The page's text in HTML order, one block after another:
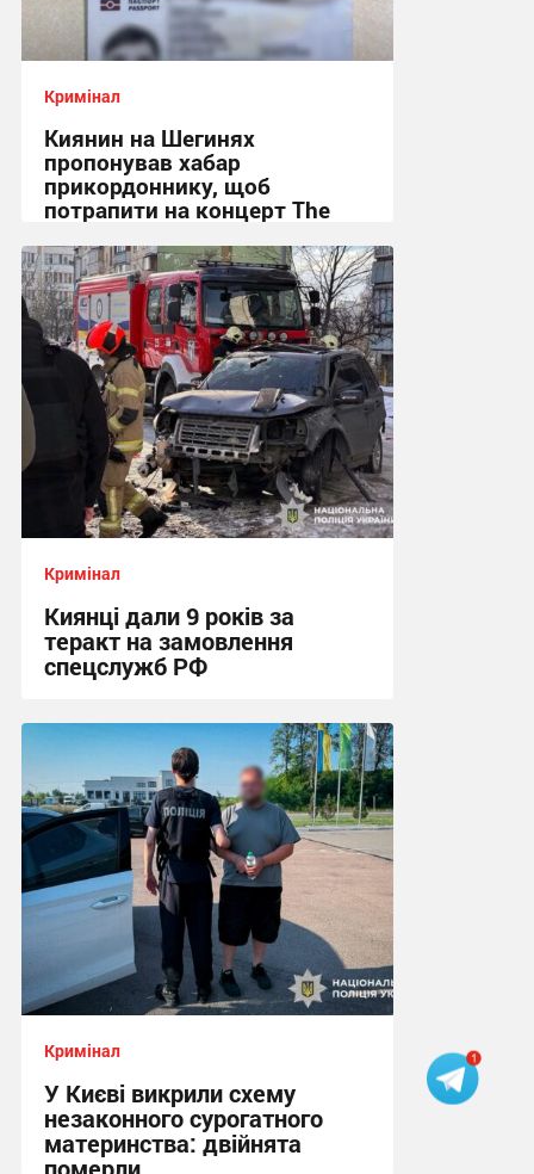
Кримінал
Киянин на Шегинях
пропонував хабар
прикордоннику, щоб
потрапити на концерт The
19:30 вчора
Кримінал
Киянці дали 9 років за
теракт на замовлення
спецслужб РФ
16:14 вчора
Кримінал
У Києві викрили схему
незаконного сурогатного
материнства: двійнята